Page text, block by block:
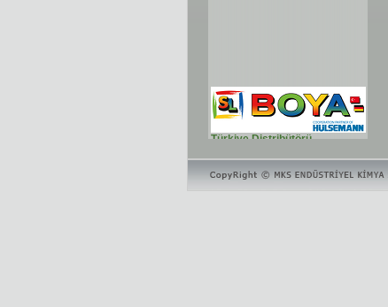
Türkiye Distribütörü
Türkiye Distribütörü